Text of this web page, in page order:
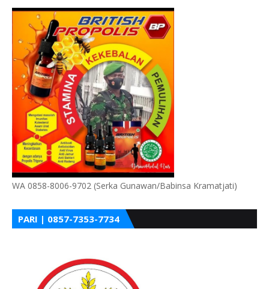
WA 0858-8006-9702 (Serka Gunawan/Babinsa Kramatjati)
PARI | 0857-7353-7734